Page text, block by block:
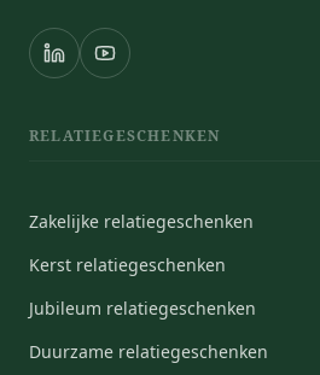
RELATIEGESCHENKEN
Zakelijke relatiegeschenken
Kerst relatiegeschenken
Jubileum relatiegeschenken
Duurzame relatiegeschenken